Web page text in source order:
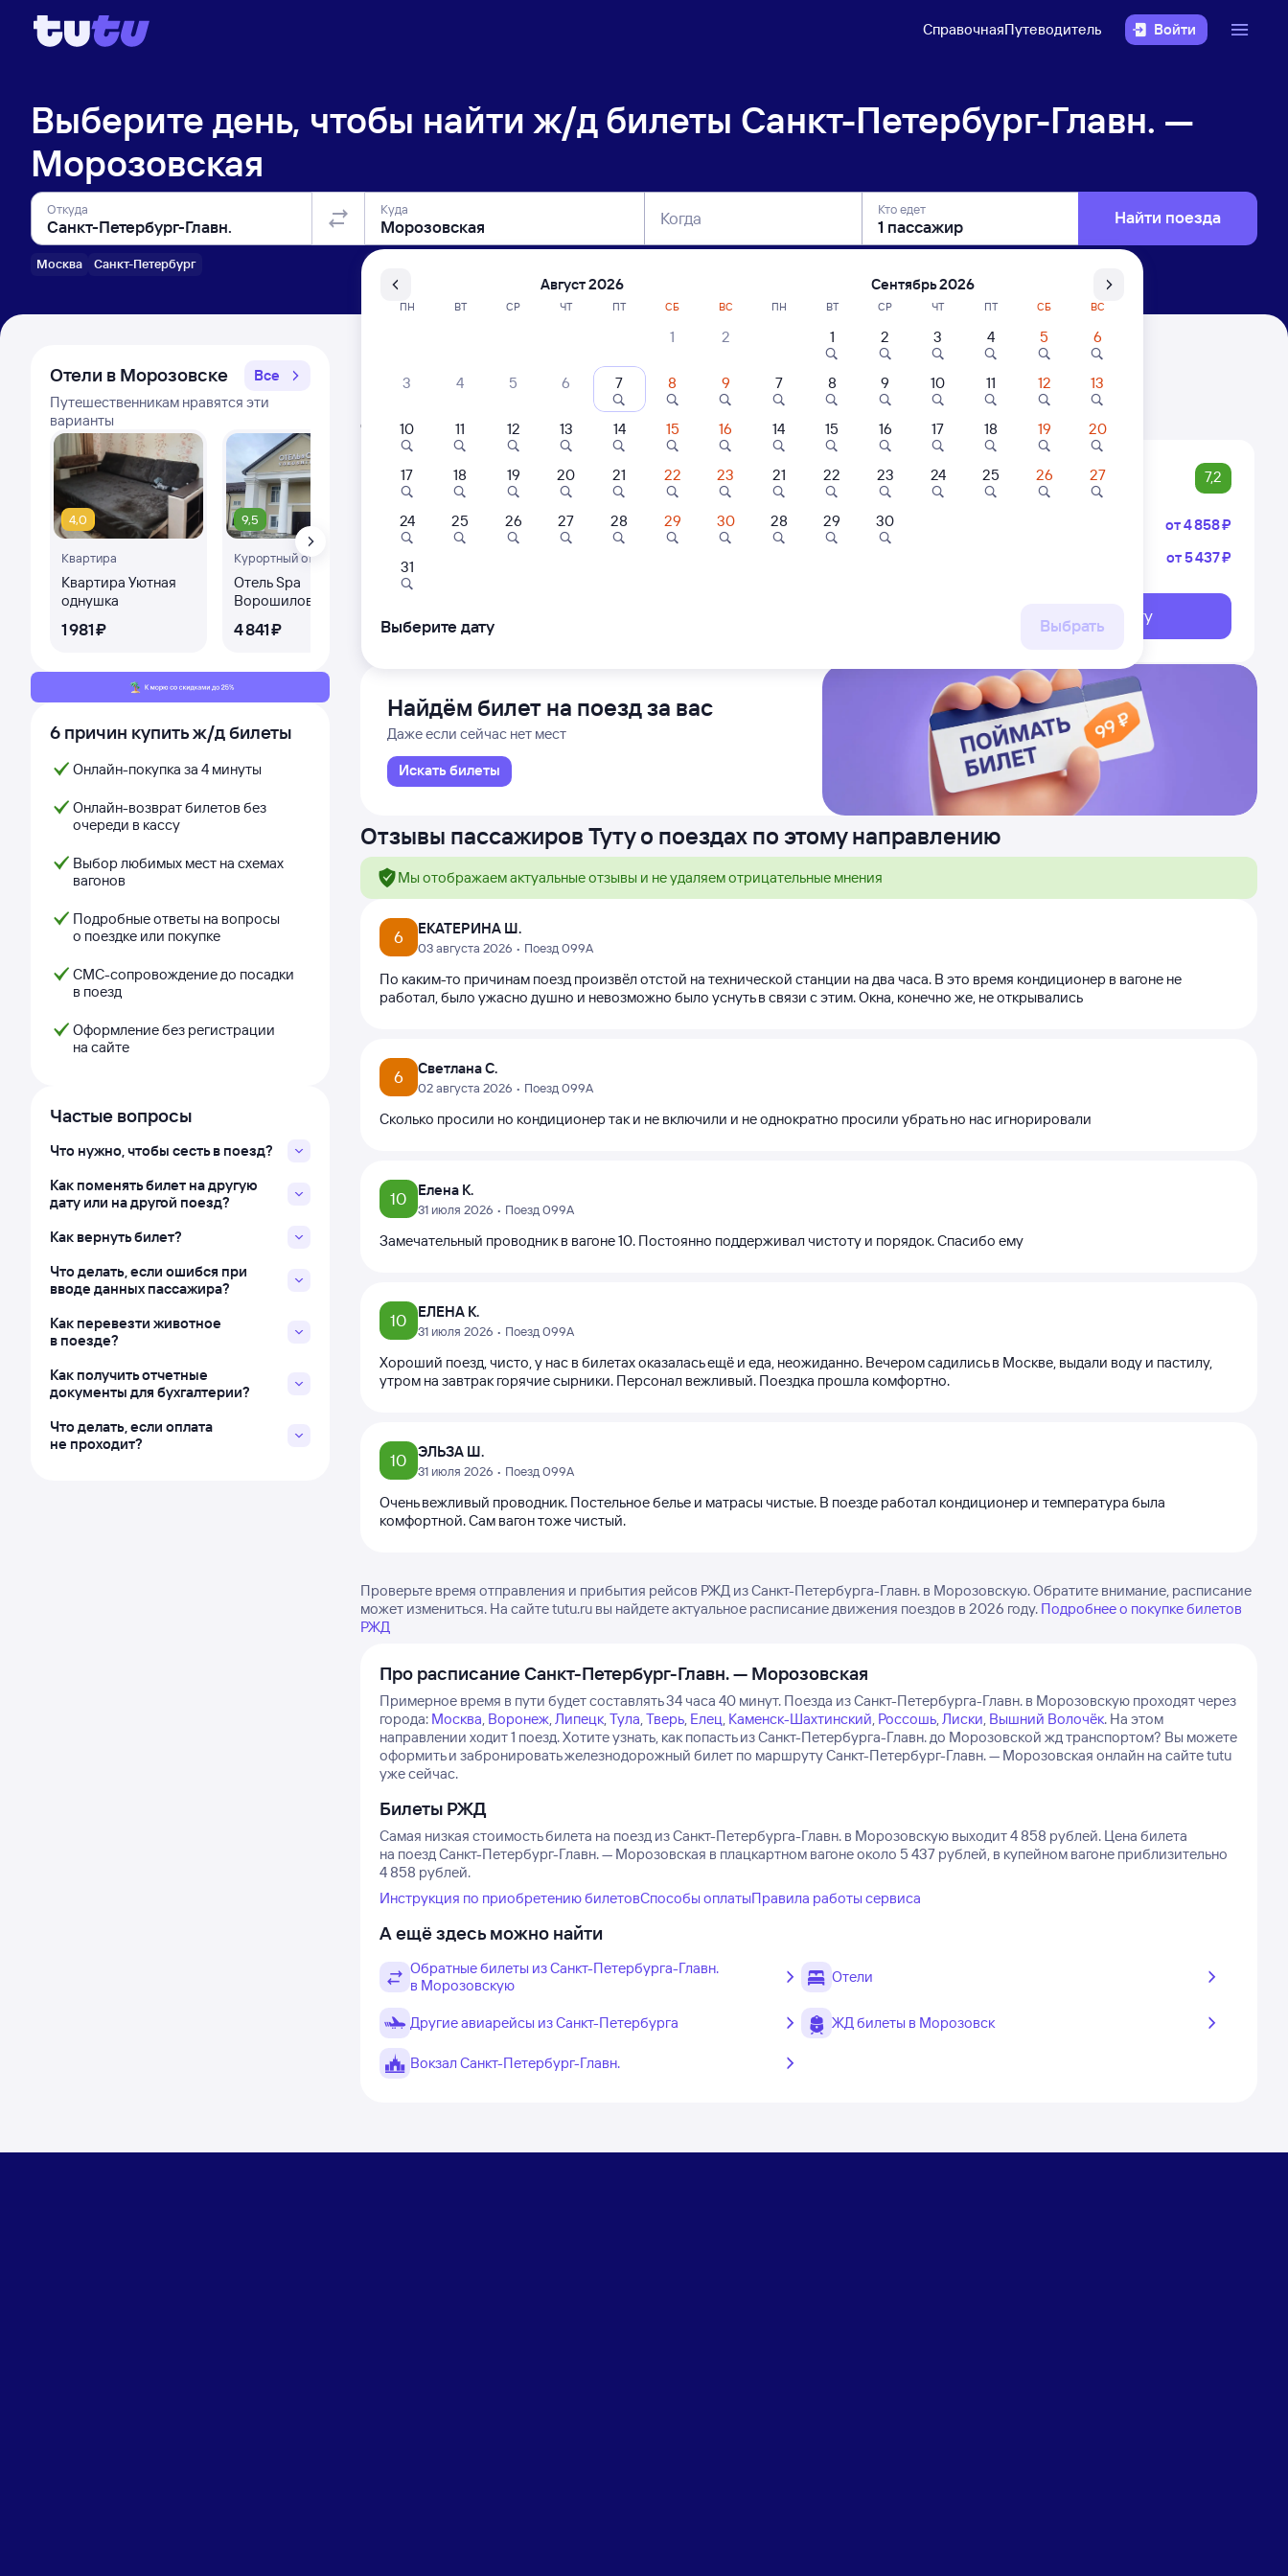
СправочнаяПутеводитель Войти
Выберите день, чтобы найти ж/д билеты Санкт-Петербург-Главн. —
Морозовская
Откуда
Москва Санкт-Петербург
Куда Когда Кто едет Найти поезда
Отели в Морозовске
Все
Путешественникам нравятся эти
варианты
4,0
Квартира
Квартира Уютная
однушка
1 ⁠981 ⁠₽
9,5
Курортный отель
Отель Spa
Ворошилов
4 ⁠841 ⁠₽
3-комнатный Дом
2 ⁠000 ⁠₽
семейная квартира
рядом с ж/д и
автовокзалом
4 ⁠000 ⁠₽
6 причин купить ж/д билеты
Онлайн-покупка за 4 минуты
Онлайн-возврат билетов без
очереди в кассу
Выбор любимых мест на схемах
вагонов
Подробные ответы на вопросы
о поездке или покупке
СМС-сопровождение до посадки
в поезд
Оформление без регистрации
на сайте
Частые вопросы
Что нужно, чтобы сесть в поезд?
Как поменять билет на другую
дату или на другой поезд?
Как вернуть билет?
Что делать, если ошибся при
вводе данных пассажира?
Как перевезти животное
в поезде?
Как получить отчетные
документы для бухгалтерии?
Что делать, если оплата
не проходит?
Расписание поездов Санкт-Петербург-Главн. — Морозовская
Расписание поездов Морозовская — Санкт-Петербург-Главн.
Открыта продажа билетов на 4 ноября. Отправление и прибытие по местному времени. Цены за 1 пассажира
099А Проходящий 7,2
Санкт-Петербург-Главн.
Санкт-Петербург
17:36 04:16
Дни следованияближайшие: 7, 8, 9 августа
от4 ⁠858 ⁠₽
от5 ⁠437 ⁠₽
Выберите дату
Найдём билет на поезд за вас
Даже если сейчас нет мест
Искать билеты
Отзывы пассажиров Туту о поездах по этому направлению
Мы отображаем актуальные отзывы и не удаляем отрицательные мнения
6 ЕКАТЕРИНА Ш.
03 августа 2026 • Поезд 099А
По каким-то причинам поезд произвёл отстой на технической станции на два часа. В это время кондиционер в вагоне не
работал, было ужасно душно и невозможно было уснуть в связи с этим. Окна, конечно же, не открывались
6 Светлана С.
02 августа 2026 • Поезд 099А
Сколько просили но кондиционер так и не включили и не однократно просили убрать но нас игнорировали
10 Елена К.
31 июля 2026 • Поезд 099А
Замечательный проводник в вагоне 10. Постоянно поддерживал чистоту и порядок. Спасибо ему
10 ЕЛЕНА К.
31 июля 2026 • Поезд 099А
Хороший поезд, чисто, у нас в билетах оказалась ещё и еда, неожиданно. Вечером садились в Москве, выдали воду и пастилу,
утром на завтрак горячие сырники. Персонал вежливый. Поездка прошла комфортно.
10 ЭЛЬЗА Ш.
31 июля 2026 • Поезд 099А
Очень вежливый проводник. Постельное белье и матрасы чистые. В поезде работал кондиционер и температура была
комфортной. Сам вагон тоже чистый.
Проверьте время отправления и прибытия рейсов РЖД из Санкт-Петербурга-Главн. в Морозовскую. Обратите внимание, расписание
может измениться. На сайте tutu.ru вы найдете актуальное расписание движения поездов в 2026 году. Подробнее о покупке билетов
РЖД
Про расписание Санкт-Петербург-Главн. — Морозовская
Примерное время в пути будет составлять 34 часа 40 минут. Поезда из Санкт-Петербурга-Главн. в Морозовскую проходят через
города: Москва, Воронеж,Липецк,Тула,Тверь, Елец, Каменск-Шахтинский, Россошь,Лиски, Вышний Волочёк. На этом
направлении ходит 1 поезд.Хотите узнать, как попасть из Санкт-Петербурга-Главн. до Морозовской жд транспортом? Вы можете
оформить и забронировать железнодорожный билет по маршруту Санкт-Петербург-Главн. — Морозовская онлайн на сайте tutu
уже сейчас.
Билеты РЖД
Самая низкая стоимость билета на поезд из Санкт-Петербурга-Главн. в Морозовскую выходит 4 858 рублей. Цена билета
на поезд Санкт-Петербург-Главн. — Морозовская в плацкартном вагоне около 5 437 рублей, в купейном вагоне приблизительно
4 858 рублей.
Инструкция по приобретению билетовСпособы оплатыПравила работы сервиса
А ещё здесь можно найти
Обратные билеты из Санкт-Петербурга-Главн.
в Морозовскую
Отели
Другие авиарейсы из Санкт-Петербурга ЖД билеты в Морозовск
Вокзал Санкт-Петербург-Главн.
Август 2026
ПН ВТ СР ЧТ ПТ СБ ВС
1 2
3 4 5 6 7 8 9
10 11 12 13 14 15 16
17 18 19 20 21 22 23
24 25 26 27 28 29 30
31
Сентябрь 2026
ПН ВТ СР ЧТ ПТ СБ ВС
1 2 3 4 5 6
7 8 9 10 11 12 13
14 15 16 17 18 19 20
21 22 23 24 25 26 27
28 29 30
Выберите дату Выбрать